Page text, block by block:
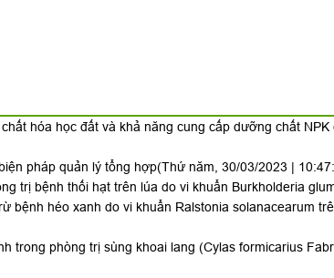
hóa học đất và khả năng cung cấp dưỡng chất
pháp quản lý tổng hợp(Thứ năm, 30/03/2023 |
trị bệnh thối hạt trên lúa do vi khuẩn Burkholderia
bệnh héo xanh do vi khuẩn Ralstonia solanacearum
trong phòng trị sùng khoai lang (Cylas formicarius